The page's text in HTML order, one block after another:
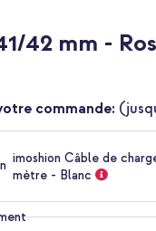
42 mm -
commande:
imoshion Câble de
mètre - Blanc